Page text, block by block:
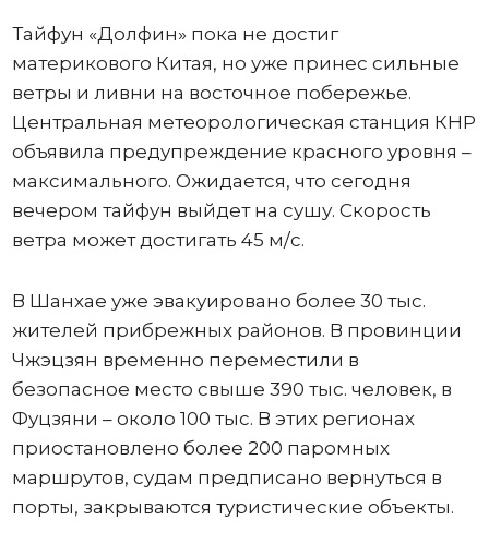
Тайфун «Долфин» пока не достиг
материкового Китая, но уже принес сильные
ветры и ливни на восточное побережье.
Центральная метеорологическая станция КНР
объявила предупреждение красного уровня –
максимального. Ожидается, что сегодня
вечером тайфун выйдет на сушу. Скорость
ветра может достигать 45 м/с.
В Шанхае уже эвакуировано более 30 тыс.
жителей прибрежных районов. В провинции
Чжэцзян временно переместили в
безопасное место свыше 390 тыс. человек, в
Фуцзяни – около 100 тыс. В этих регионах
приостановлено более 200 паромных
маршрутов, судам предписано вернуться в
порты, закрываются туристические объекты.